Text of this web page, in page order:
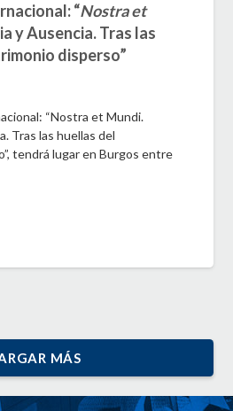
“Nostra et
y Ausencia. Tras las
disperso”
“Nostra et Mundi.
Tras las huellas del
tendrá lugar en Burgos entre
MÁS